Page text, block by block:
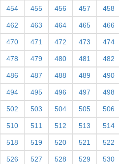
454 455 456 457 458
462 463 464 465 466
470 471 472 473 474
478 479 480 481 482
486 487 488 489 490
494 495 496 497 498
502 503 504 505 506
510 511 512 513 514
518 519 520 521 522
526 527 528 529 530